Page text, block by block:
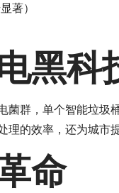
著）
黑科
菌群，单个智能垃
的效率，还为城市
命